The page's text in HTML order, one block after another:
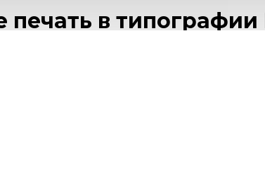
печать в
услугам. Обратитесь к нашим специалистам на
изготовления. Мы работаем на современном